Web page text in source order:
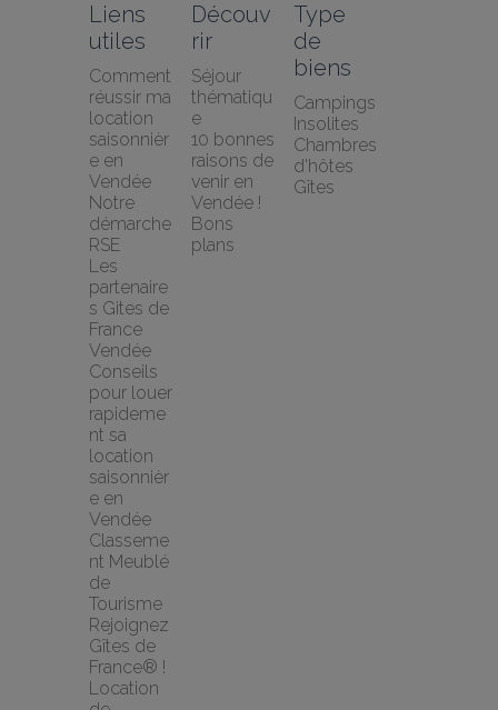
Liens
utiles
Comment
réussir ma
location
saisonnièr
e en
Vendée
Notre
démarche
RSE
Les
partenaire
s Gites de
France
Vendée
Conseils
pour louer
rapideme
nt sa
location
saisonnièr
e en
Vendée
Classeme
nt Meublé
de
Tourisme
Rejoignez
Gîtes de
France® !
Location
Découv
rir
Séjour
thématiqu
e
10 bonnes
raisons de
venir en
Vendée !
Bons
plans
Type
de
biens
Campings
Insolites
Chambres
d'hôtes
Gîtes